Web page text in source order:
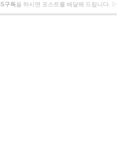
구독을 하시면 포스트를 배달해 드립니다. ▷